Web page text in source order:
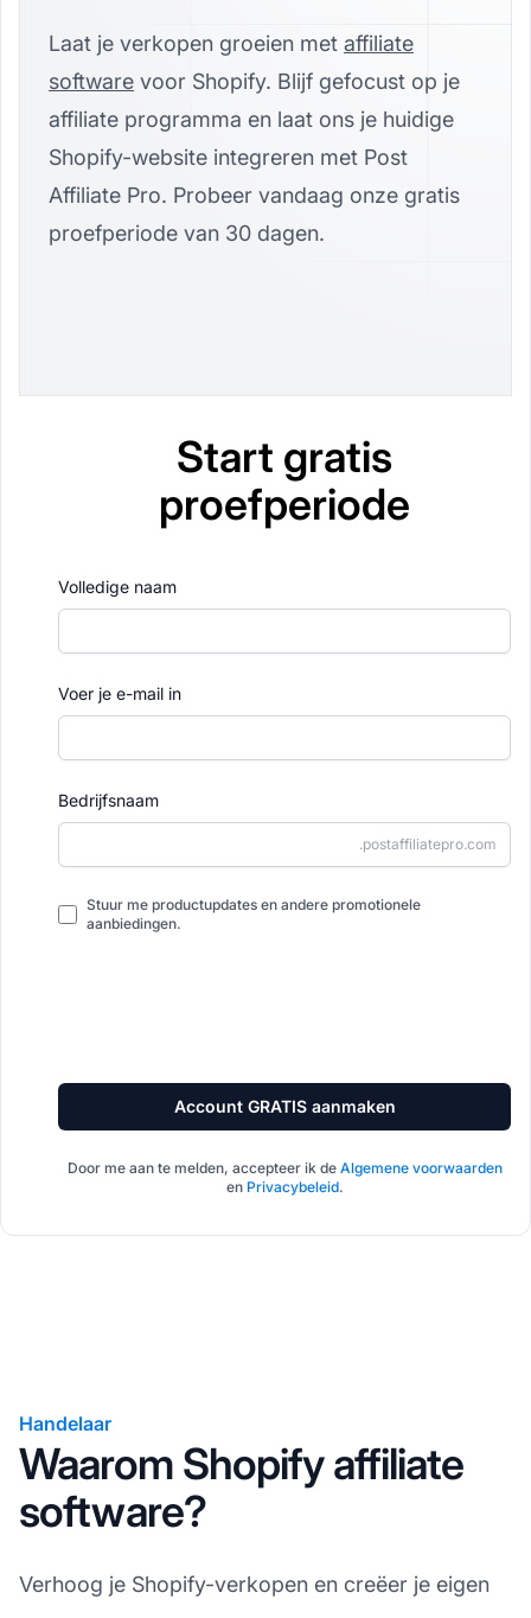
Laat je verkopen groeien met affiliate
software voor Shopify. Blijf gefocust op je
affiliate programma en laat ons je huidige
Shopify-website integreren met Post
Affiliate Pro. Probeer vandaag onze gratis
proefperiode van 30 dagen.
Start gratis
proefperiode
Volledige naam
Voer je e-mail in
Bedrijfsnaam
.postaffiliatepro.com
Stuur me productupdates en andere promotionele
aanbiedingen.
Account GRATIS aanmaken
Door me aan te melden, accepteer ik de Algemene voorwaarden
en Privacybeleid.
Handelaar
Waarom Shopify affiliate
software?
Verhoog je Shopify-verkopen en creëer je eigen